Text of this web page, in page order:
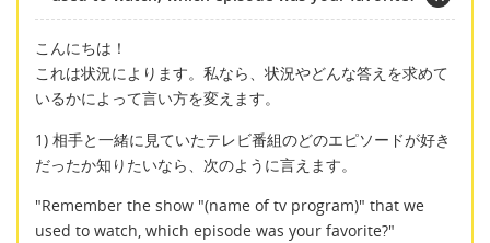
こんにちは！
これは状況によります。私なら、状況やどんな答えを求めて
いるかによって言い方を変えます。
1) 相手と一緒に見ていたテレビ番組のどのエピソードが好き
だったか知りたいなら、次のように言えます。
"Remember the show "(name of tv program)" that we
used to watch, which episode was your favorite?"